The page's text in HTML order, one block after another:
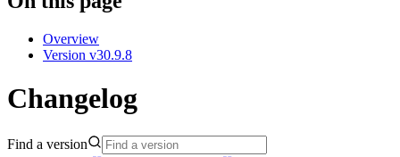
Overview
Version v30.9.8
Changelog
Find a version